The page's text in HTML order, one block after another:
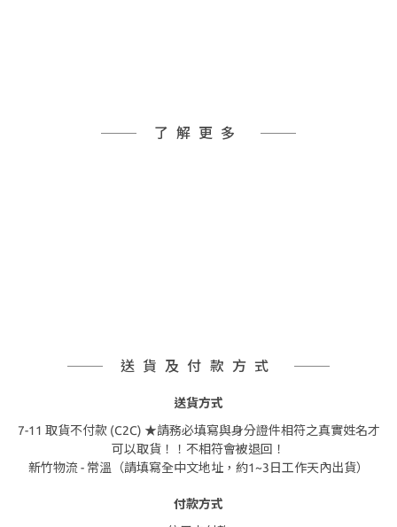
了解更多
送貨及付款方式
送貨方式
7-11 取貨不付款 (C2C) ★請務必填寫與身分證件相符之真實姓名才
可以取貨！！不相符會被退回！
新竹物流 - 常溫（請填寫全中文地址，約1~3日工作天內出貨）
付款方式